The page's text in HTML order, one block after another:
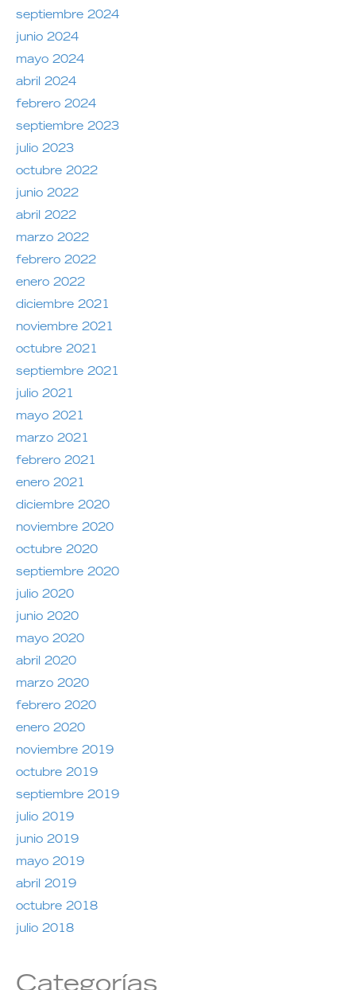
septiembre 2024
junio 2024
mayo 2024
abril 2024
febrero 2024
septiembre 2023
julio 2023
octubre 2022
junio 2022
abril 2022
marzo 2022
febrero 2022
enero 2022
diciembre 2021
noviembre 2021
octubre 2021
septiembre 2021
julio 2021
mayo 2021
marzo 2021
febrero 2021
enero 2021
diciembre 2020
noviembre 2020
octubre 2020
septiembre 2020
julio 2020
junio 2020
mayo 2020
abril 2020
marzo 2020
febrero 2020
enero 2020
noviembre 2019
octubre 2019
septiembre 2019
julio 2019
junio 2019
mayo 2019
abril 2019
octubre 2018
julio 2018